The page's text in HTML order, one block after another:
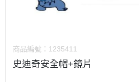
商品編號： 1235411
史迪奇安全帽+鏡片